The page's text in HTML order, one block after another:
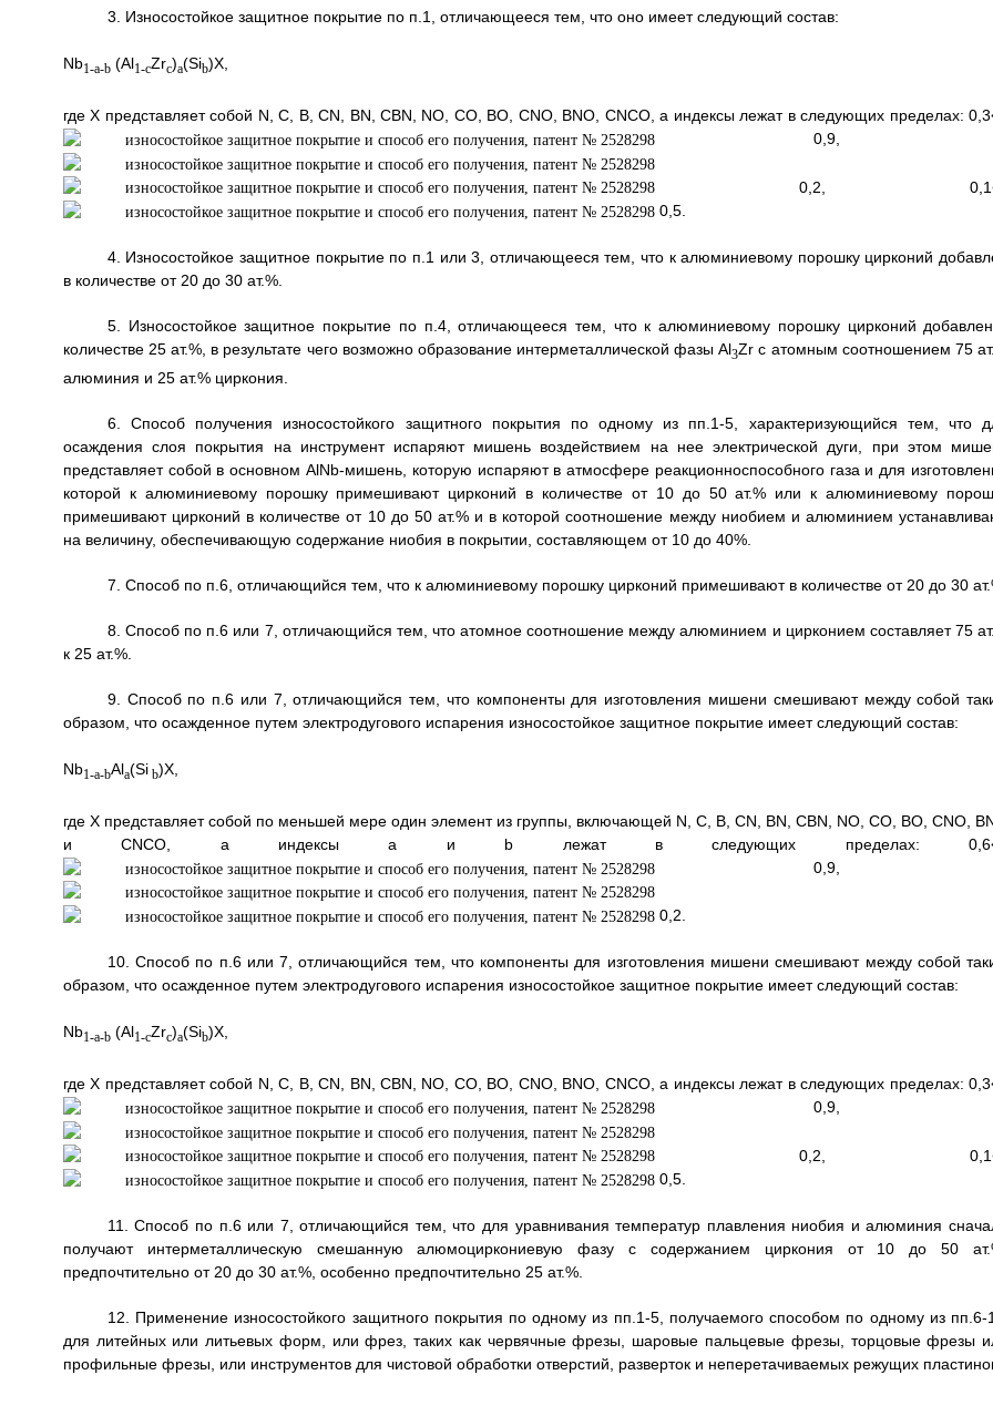
3. Износостойкое защитное покрытие по п.1, отличающееся тем, что оно имеет следующий состав:
Nb1-a-b (Al1-cZrc)a(Sib)X,
где Х представляет собой N, C, B, CN, BN, CBN, NO, CO, BO, CNO, BNO, CNCO, а индексы лежат в следующих пределах:
0,9,
0,2,
0,5.
4. Износостойкое защитное покрытие по п.1 или 3, отличающееся тем, что к алюминиевому порошку цирконий
в количестве от 20 до 30 ат.%.
5. Износостойкое защитное покрытие по п.4, отличающееся тем, что к алюминиевому порошку цирконий
количестве 25 ат.%, в результате чего возможно образование интерметаллической фазы Al3Zr с атомным соотношением 75
алюминия и 25 ат.% циркония.
6. Способ получения износостойкого защитного покрытия по одному из пп.1-5, характеризующийся тем, что
осаждения слоя покрытия на инструмент испаряют мишень воздействием на нее электрической дуги, при этом
представляет собой в основном AlNb-мишень, которую испаряют в атмосфере реакционноспособного газа и для
которой к алюминиевому порошку примешивают цирконий в количестве от 10 до 50 ат.% или к алюминиевому
примешивают цирконий в количестве от 10 до 50 ат.% и в которой соотношение между ниобием и алюминием
на величину, обеспечивающую содержание ниобия в покрытии, составляющем от 10 до 40%.
7. Способ по п.6, отличающийся тем, что к алюминиевому порошку цирконий примешивают в количестве от 20 до 30
8. Способ по п.6 или 7, отличающийся тем, что атомное соотношение между алюминием и цирконием составляет 75
к 25 ат.%.
9. Способ по п.6 или 7, отличающийся тем, что компоненты для изготовления мишени смешивают между собой
образом, что осажденное путем электродугового испарения износостойкое защитное покрытие имеет следующий состав:
Nb1-a-bAla(Sib)X,
где Х представляет собой по меньшей мере один элемент из группы, включающей N, С, В, CN, BN, CBN, NO, CO, ВО, CNO,
и CNCO, а индексы а и b лежат в следующих пределах:
0,9,
0,2.
10. Способ по п.6 или 7, отличающийся тем, что компоненты для изготовления мишени смешивают между собой
образом, что осажденное путем электродугового испарения износостойкое защитное покрытие имеет следующий состав:
Nb1-a-b (Al1-cZrc)a(Sib)X,
где Х представляет собой N, C, B, CN, BN, CBN, NO, CO, BO, CNO, BNO, CNCO, а индексы лежат в следующих пределах:
0,9,
0,2,
0,5.
11. Способ по п.6 или 7, отличающийся тем, что для уравнивания температур плавления ниобия и алюминия
получают интерметаллическую смешанную алюмоциркониевую фазу с содержанием циркония от 10 до 50
предпочтительно от 20 до 30 ат.%, особенно предпочтительно 25 ат.%.
12. Применение износостойкого защитного покрытия по одному из пп.1-5, получаемого способом по одному из пп.6-
для литейных или литьевых форм, или фрез, таких как червячные фрезы, шаровые пальцевые фрезы, торцовые фрезы
профильные фрезы, или инструментов для чистовой обработки отверстий, разверток и неперетачиваемых режущих